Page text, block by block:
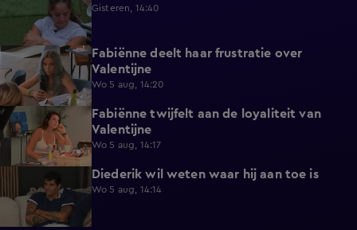
Gisteren, 14:40
0:29
Fabiënne deelt haar frustratie over
Valentijne
Wo 5 aug, 14:20
0:58
Fabiënne twijfelt aan de loyaliteit van
Valentijne
Wo 5 aug, 14:17
Diederik wil weten waar hij aan toe is
Wo 5 aug, 14:14